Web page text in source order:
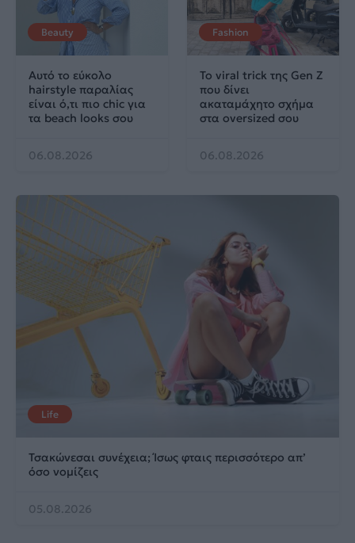
Beauty
Αυτό το εύκολο
hairstyle παραλίας
είναι ό,τι πιο chic για
τα beach looks σου
06.08.2026
Fashion
Το viral trick της Gen Z
που δίνει
ακαταμάχητο σχήμα
στα oversized σου
06.08.2026
Life
Τσακώνεσαι συνέχεια; Ίσως φταις περισσότερο απ’
όσο νομίζεις
05.08.2026